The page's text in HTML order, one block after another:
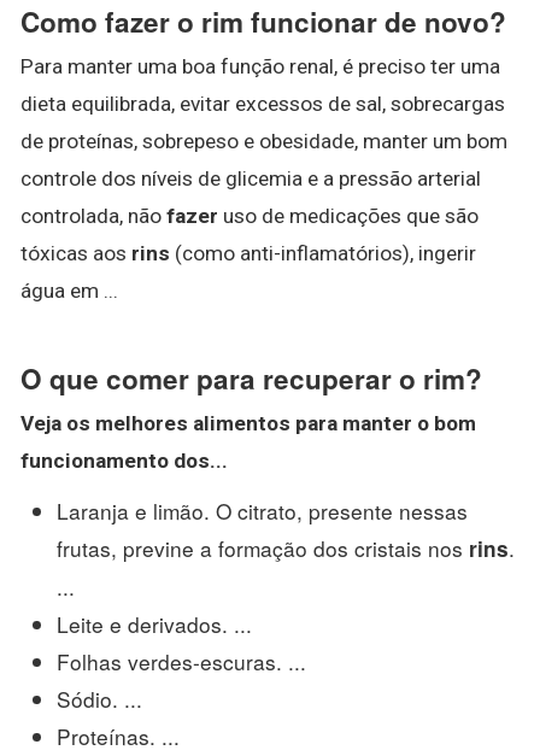
Como fazer o rim funcionar de novo?
Para manter uma boa função renal, é preciso ter uma
dieta equilibrada, evitar excessos de sal, sobrecargas
de proteínas, sobrepeso e obesidade, manter um bom
controle dos níveis de glicemia e a pressão arterial
controlada, não fazer uso de medicações que são
tóxicas aos rins (como anti-inflamatórios), ingerir
água em ...
O que comer para recuperar o rim?
Veja os melhores alimentos para manter o bom
funcionamento dos...
Laranja e limão. O citrato, presente nessas
frutas, previne a formação dos cristais nos rins.
...
Leite e derivados. ...
Folhas verdes-escuras. ...
Sódio. ...
Proteínas. ...